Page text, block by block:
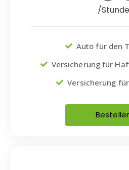
/Stunde
Auto für den
Versicherung für
Versicherung